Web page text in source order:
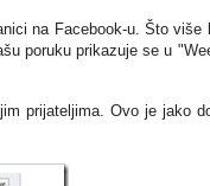
na Facebook-u. Što više
poruku prikazuje se u
prijateljima. Ovo je jako